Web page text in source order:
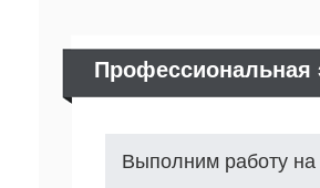
Профессиональная
Выполним работу на